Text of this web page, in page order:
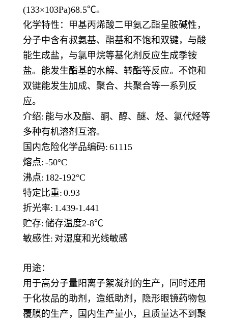
(133×103Pa)68.5℃。
化学特性：甲基丙烯酸二甲氨乙酯呈胺碱性，
分子中含有叔氨基、酯基和不饱和双键，与酸
能生成盐，与氯甲烷等基化剂反应生成季铵
盐。能发生酯基的水解、转酯等反应。不饱和
双键能发生加成、聚合、共聚合等一系列反
应。
介绍: 能与水及酯、酮、醇、醚、烃、氯代烃等
多种有机溶剂互溶。
国内危险化学品编码: 61115
熔点: -50°C
沸点: 182-192°C
特定比重: 0.93
折光率: 1.439-1.441
贮存: 储存温度2-8℃
敏感性: 对湿度和光线敏感
用途：
用于高分子量阳离子絮凝剂的生产，同时还用
于化妆品的助剂，造纸助剂，隐形眼镜药物包
覆膜的生产，国内生产量小，且质量达不到聚